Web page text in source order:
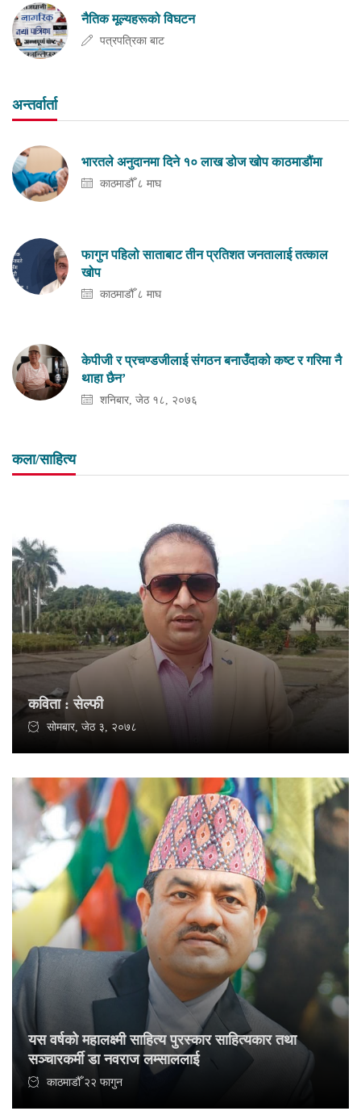
नैतिक मूल्यहरूको विघटन
पत्रपत्रिका बाट
अन्तर्वार्ता
भारतले अनुदानमा दिने १० लाख डोज खोप काठमाडौंमा
काठमाडौँ ८ माघ
फागुन पहिलो साताबाट तीन प्रतिशत जनतालाई तत्काल
खोप
काठमाडौँ ८ माघ
केपीजी र प्रचण्डजीलाई संगठन बनाउँदाको कष्ट र गरिमा नै
थाहा छैन’
शनिबार, जेठ १८, २०७६
कला/साहित्य
कविता : सेल्फी
सोमबार, जेठ ३, २०७८
यस वर्षको महालक्ष्मी साहित्य पुरस्कार साहित्यकार तथा
सञ्चारकर्मी डा नवराज लम्साललाई
काठमाडौँ २२ फागुन